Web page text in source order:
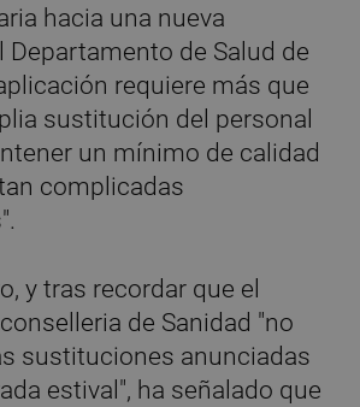
hacia una nueva
Departamento de Salud de
requiere más que
sustitución del personal
un mínimo de calidad
complicadas
y tras recordar que el
de Sanidad "no
sustituciones anunciadas
estival", ha señalado que